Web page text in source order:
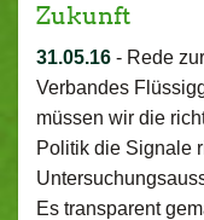
Zukunft
31.05.16 - Rede
Verbandes
müssen wir die
Politik die Signale
Es transparent